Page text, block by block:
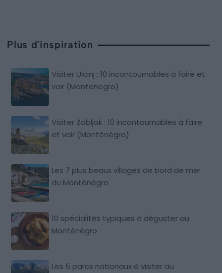
Plus d'inspiration
Visiter Ulcinj : 10 incontournables à faire et
voir (Montenegro)
Visiter Žabljak : 10 incontournables à faire
et voir (Monténégro)
Les 7 plus beaux villages de bord de mer
du Monténégro
10 spécialités typiques à déguster au
Monténégro
Les 5 parcs nationaux à visiter au